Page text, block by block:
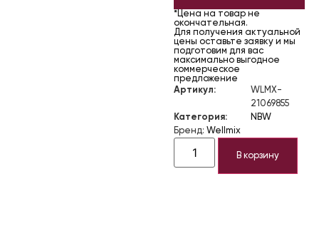
*Цена на товар не
окончательная.
Для получения актуальной
цены оставьте заявку и мы
подготовим для вас
максимально выгодное
коммерческое
предложение
Артикул:
WLMX-
21069855
Категория:
NBW
Бренд: Wellmix
В корзину